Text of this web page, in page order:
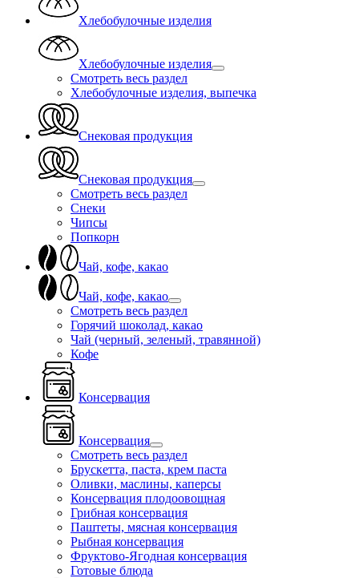
Хлебобулочные изделия
Хлебобулочные изделия
Смотреть весь раздел
Хлебобулочные изделия, выпечка
Снековая продукция
Снековая продукция
Смотреть весь раздел
Снеки
Чипсы
Попкорн
Чай, кофе, какао
Чай, кофе, какао
Смотреть весь раздел
Горячий шоколад, какао
Чай (черный, зеленый, травянной)
Кофе
Консервация
Консервация
Смотреть весь раздел
Брускетта, паста, крем паста
Оливки, маслины, каперсы
Консервация плодоовощная
Грибная консервация
Паштеты, мясная консервация
Рыбная консервация
Фруктово-Ягодная консервация
Готовые блюда